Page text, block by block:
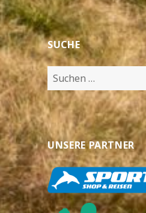
SUCHE
Suche
nach:
UNSERE PARTNER